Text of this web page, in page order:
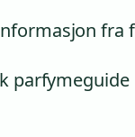
fra
parfymeguide